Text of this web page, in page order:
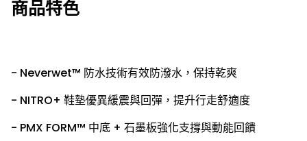
商品特色
- Neverwet™ 防水技術有效防潑水，保持乾爽
- NITRO+ 鞋墊優異緩震與回彈，提升行走舒適度
- PMX FORM™ 中底 + 石墨板強化支撐與動能回饋